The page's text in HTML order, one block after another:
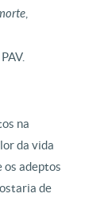
na
da vida
os adeptos
de